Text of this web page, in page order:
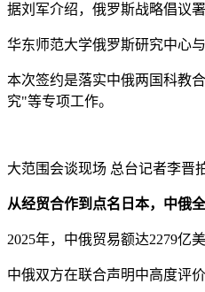
据刘军介绍，俄罗斯战略倡议
华东师范大学俄罗斯研究中心
本次签约是落实中俄两国科教
究"等专项工作。
大范围会谈现场 总台记者李晋
从经贸合作到点名日本，中俄
2025年，中俄贸易额达2279亿
中俄双方在联合声明中高度评